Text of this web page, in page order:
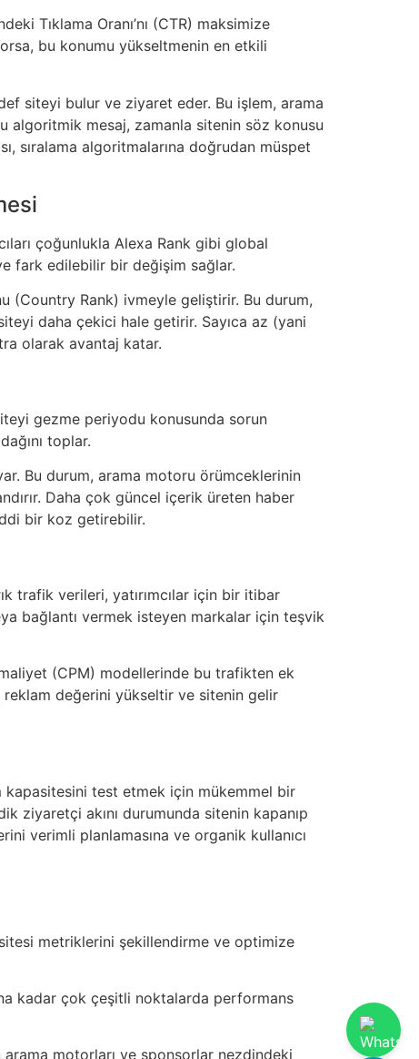
Tıklama Oranı’nı (CTR) maksimize
bu konumu yükseltmenin en etkili
siteyi bulur ve ziyaret eder. Bu işlem, arama
algoritmik mesaj, zamanla sitenin söz konusu
sıralama algoritmalarına doğrudan müspet
çoğunlukla Alexa Rank gibi global
fark edilebilir bir değişim sağlar.
(Country Rank) ivmeyle geliştirir. Bu durum,
daha çekici hale getirir. Sayıca az (yani
olarak avantaj katar.
gezme periyodu konusunda sorun
toplar.
Bu durum, arama motoru örümceklerinin
Daha çok güncel içerik üreten haber
bir koz getirebilir.
trafik verileri, yatırımcılar için bir itibar
bağlantı vermek isteyen markalar için teşvik
(CPM) modellerinde bu trafikten ek
değerini yükseltir ve sitenin gelir
test etmek için mükemmel bir
ziyaretçi akını durumunda sitenin kapanıp
verimli planlamasına ve organik kullanıcı
metriklerini şekillendirme ve optimize
kadar çok çeşitli noktalarda performans
arama motorları ve sponsorlar nezdindeki